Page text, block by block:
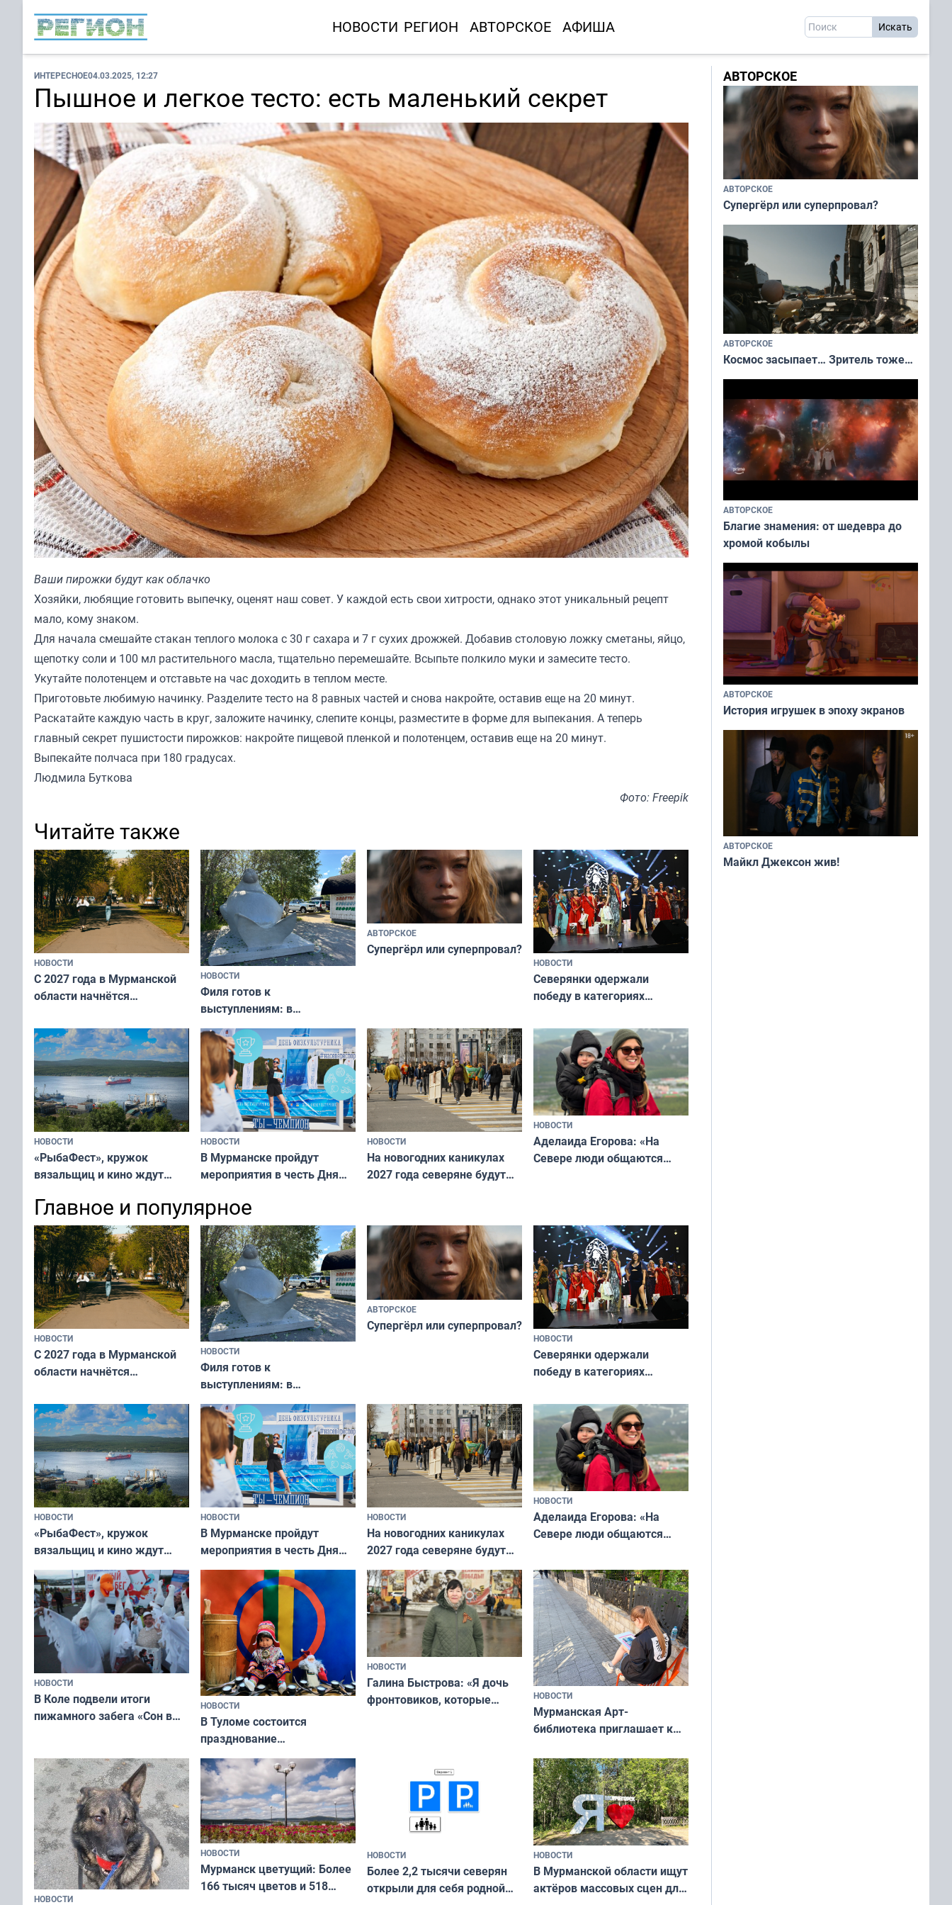
НОВОСТИ РЕГИОН АВТОРСКОЕ АФИША
ИНТЕРЕСНОЕ04.03.2025, 12:27
Пышное и легкое тесто: есть маленький секрет
Ваши пирожки будут как облачко
Хозяйки, любящие готовить выпечку, оценят наш совет. У каждой есть свои хитрости, однако этот уникальный рецепт
мало, кому знаком.
Для начала смешайте стакан теплого молока с 30 г сахара и 7 г сухих дрожжей. Добавив столовую ложку сметаны, яйцо,
щепотку соли и 100 мл растительного масла, тщательно перемешайте. Всыпьте полкило муки и замесите тесто.
Укутайте полотенцем и отставьте на час доходить в теплом месте.
Приготовьте любимую начинку. Разделите тесто на 8 равных частей и снова накройте, оставив еще на 20 минут.
Раскатайте каждую часть в круг, заложите начинку, слепите концы, разместите в форме для выпекания. А теперь
главный секрет пушистости пирожков: накройте пищевой пленкой и полотенцем, оставив еще на 20 минут.
Выпекайте полчаса при 180 градусах.
Людмила Буткова
Фото: Freepik
Читайте также
НОВОСТИ
С 2027 года в Мурманской
области начнётся
подростков от ВПЧ
НОВОСТИ
Филя готов к
выступлениям: в
мурманском океанариуме
рассказали о состоянии
тюленей
АВТОРСКОЕ
Супергёрл или суперпровал?
НОВОСТИ
Северянки одержали
победу в категориях
«Мисс и Миссис Великая
Русь»
НОВОСТИ
«РыбаФест», кружок
вязальщиц и кино ждут
НОВОСТИ
В Мурманске пройдут
мероприятия в честь Дня
НОВОСТИ
На новогодних каникулах
2027 года северяне будут
НОВОСТИ
Аделаида Егорова: «На
Севере люди общаются
Главное и популярное
НОВОСТИ
С 2027 года в Мурманской
области начнётся
подростков от ВПЧ
НОВОСТИ
Филя готов к
выступлениям: в
мурманском океанариуме
рассказали о состоянии
тюленей
АВТОРСКОЕ
Супергёрл или суперпровал?
НОВОСТИ
Северянки одержали
победу в категориях
«Мисс и Миссис Великая
Русь»
НОВОСТИ
«РыбаФест», кружок
вязальщиц и кино ждут
мурманчан в эти выходные
НОВОСТИ
В Мурманске пройдут
мероприятия в честь Дня
физкультурника
НОВОСТИ
На новогодних каникулах
2027 года северяне будут
отдыхать 11 дней
НОВОСТИ
Аделаида Егорова: «На
Севере люди общаются
а потому что
ты им интересен»
НОВОСТИ
В Коле подвели итоги
пижамного забега «Сон в
НОВОСТИ
В Туломе состоится
празднование
Международного дня
коренных народов мира
НОВОСТИ
Галина Быстрова: «Я дочь
фронтовиков, которые
НОВОСТИ
Мурманская Арт-
библиотека приглашает к
и фотографов
НОВОСТИ
НОВОСТИ
Мурманск цветущий: Более
166 тысяч цветов и 518
НОВОСТИ
Более 2,2 тысячи северян
открыли для себя родной
НОВОСТИ
В Мурманской области ищут
актёров массовых сцен для
АВТОРСКОЕ
АВТОРСКОЕ
Супергёрл или суперпровал?
АВТОРСКОЕ
Космос засыпает… Зритель тоже…
АВТОРСКОЕ
Благие знамения: от шедевра до
хромой кобылы
АВТОРСКОЕ
История игрушек в эпоху экранов
АВТОРСКОЕ
Майкл Джексон жив!